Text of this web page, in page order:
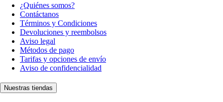
¿Quiénes somos?
Contáctanos
Términos y Condiciones
Devoluciones y reembolsos
Aviso legal
Métodos de pago
Tarifas y opciones de envío
Aviso de confidencialidad
Nuestras tiendas